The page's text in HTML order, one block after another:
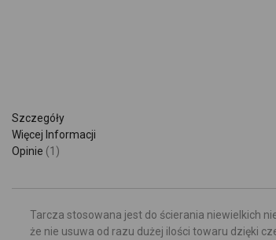
Szczegóły
Więcej Informacji
Opinie
1
Tarcza stosowana jest do ścierania niewielkich
że nie usuwa od razu dużej ilości towaru dzięki